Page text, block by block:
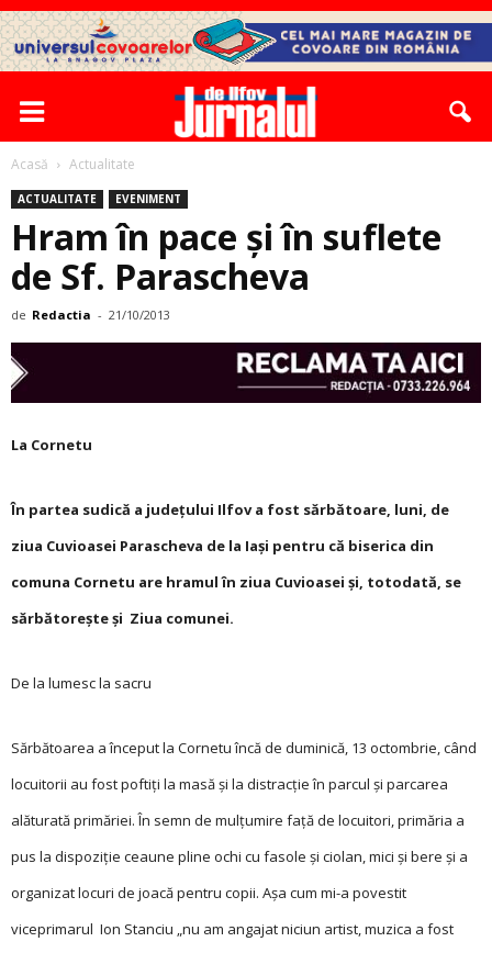
Acasă Actualitate
ACTUALITATE EVENIMENT
Hram în pace şi în suflete
de Sf. Parascheva
de Redactia - 21/10/2013
La Cornetu
În partea sudică a judeţului Ilfov a fost sărbătoare, luni, de
ziua Cuvioasei Parascheva de la Iaşi pentru că biserica din
comuna Cornetu are hramul în ziua Cuvioasei şi, totodată, se
sărbătoreşte şi Ziua comunei.
De la lumesc la sacru
Sărbătoarea a început la Cornetu încă de duminică, 13 octombrie, când
locuitorii au fost poftiţi la masă şi la distracţie în parcul şi parcarea
alăturată primăriei. În semn de mulţumire faţă de locuitori, primăria a
pus la dispoziţie ceaune pline ochi cu fasole şi ciolan, mici şi bere şi a
organizat locuri de joacă pentru copii. Aşa cum mi-a povestit
viceprimarul Ion Stanciu „nu am angajat niciun artist, muzica a fost